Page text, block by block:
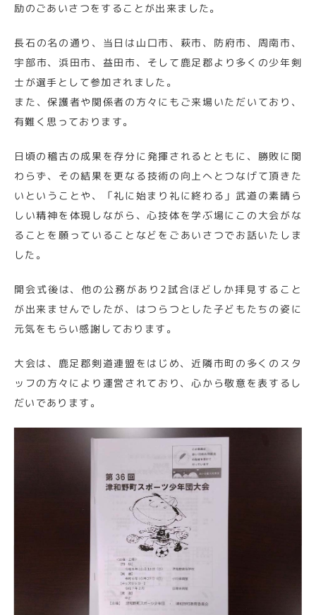
励のごあいさつをすることが出来ました。
長石の名の通り、当日は山口市、萩市、防府市、周南市、
宇部市、浜田市、益田市、そして鹿足郡より多くの少年剣
士が選手として参加されました。
また、保護者や関係者の方々にもご来場いただいており、
有難く思っております。
日頃の稽古の成果を存分に発揮されるとともに、勝敗に関
わらず、その結果を更なる技術の向上へとつなげて頂きた
いということや、「礼に始まり礼に終わる」武道の素晴ら
しい精神を体現しながら、心技体を学ぶ場にこの大会がな
ることを願っていることなどをごあいさつでお話いたしま
した。
開会式後は、他の公務があり2試合ほどしか拝見すること
が出来ませんでしたが、はつらつとした子どもたちの姿に
元気をもらい感謝しております。
大会は、鹿足郡剣道連盟をはじめ、近隣市町の多くのスタ
ッフの方々により運営されており、心から敬意を表するし
だいであります。